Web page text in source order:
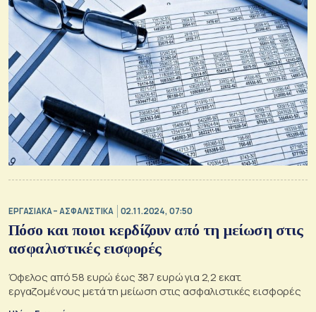
ΕΡΓΑΣΙΑΚΑ – ΑΣΦΑΛΙΣΤΙΚΑ 02.11.2024, 07:50
Πόσο και ποιοι κερδίζουν από τη μείωση στις
ασφαλιστικές εισφορές
Όφελος από 58 ευρώ έως 387 ευρώ για 2,2 εκατ.
εργαζομένους μετά τη μείωση στις ασφαλιστικές εισφορές